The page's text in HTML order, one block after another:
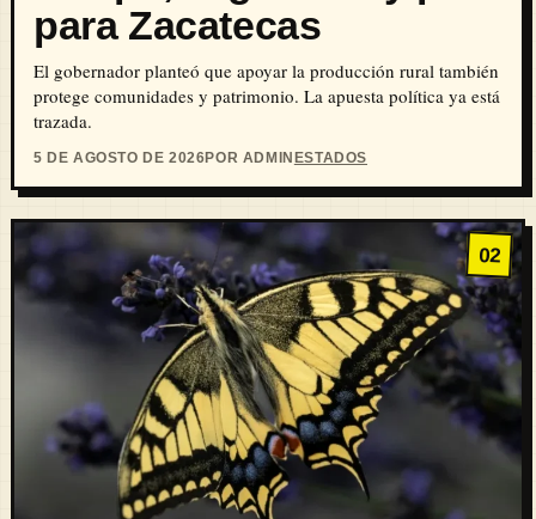
para Zacatecas
El gobernador planteó que apoyar la producción rural también
protege comunidades y patrimonio. La apuesta política ya está
trazada.
5 DE AGOSTO DE 2026POR ADMIN ESTADOS
02